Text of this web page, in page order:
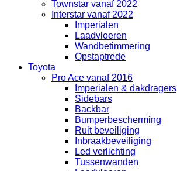
Townstar vanaf 2022
Interstar vanaf 2022
Imperialen
Laadvloeren
Wandbetimmering
Opstaptrede
Toyota
Pro Ace vanaf 2016
Imperialen & dakdragers
Sidebars
Backbar
Bumperbescherming
Ruit beveiliging
Inbraakbeveiliging
Led verlichting
Tussenwanden